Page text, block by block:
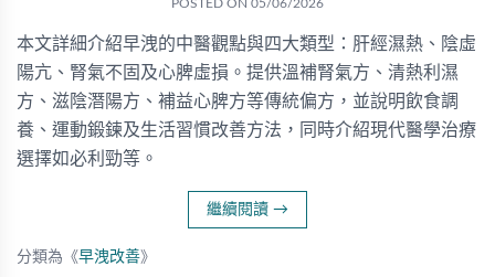
POSTED ON 05/06/2026
本文詳細介紹早洩的中醫觀點與四大類型：肝經濕熱、陰虛
陽亢、腎氣不固及心脾虛損。提供溫補腎氣方、清熱利濕
方、滋陰潛陽方、補益心脾方等傳統偏方，並說明飲食調
養、運動鍛鍊及生活習慣改善方法，同時介紹現代醫學治療
選擇如必利勁等。
繼續閱讀 →
分類為《早洩改善》